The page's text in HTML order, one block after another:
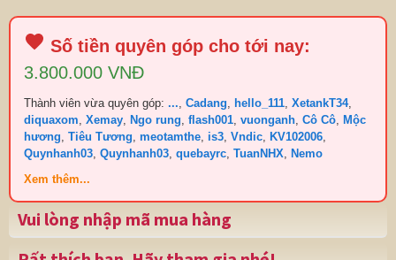
Số tiền quyên góp cho tới nay:
3.800.000 VNĐ
Thành viên vừa quyên góp: ... Cadang hello_111 XetankT34,
diquaxom Xemay Ngo rung flash001 vuonganh Cô Cô
Mộc
hương Tiêu Tương meotamthe is3 Vndic KV102006
Quynhanh03 Quynhanh03 quebayrc TuanNHX
Nemo
Xem thêm...
Vui lòng nhập mã mua hàng